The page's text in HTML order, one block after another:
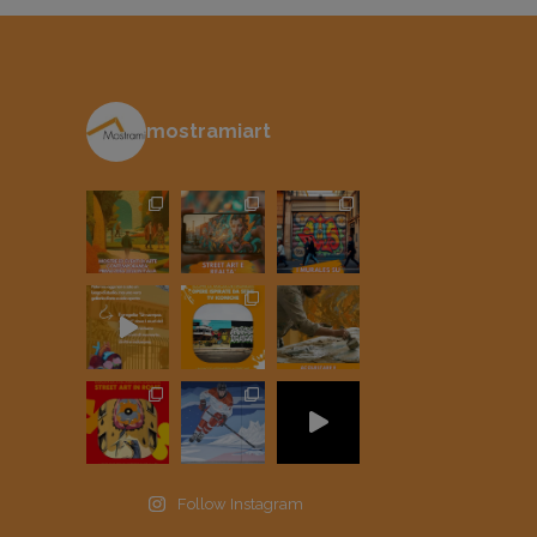
mostramiart
Follow Instagram